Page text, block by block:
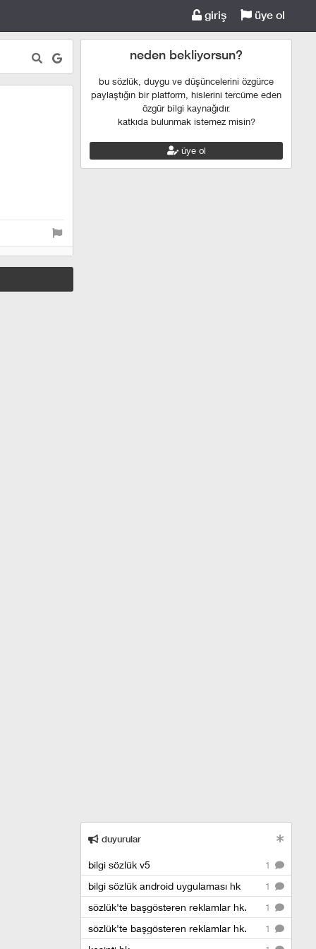
giriş üye ol
neden bekliyorsun?
bu sözlük, duygu ve düşüncelerini özgürce
paylaştığın bir platform, hislerini tercüme eden
özgür bilgi kaynağıdır.
katkıda bulunmak istemez misin?
üye ol
duyurular
1
bilgi sözlük v5
1
bilgi sözlük android uygulaması hk
1
sözlük'te başgösteren reklamlar hk.
1
sözlük'te başgösteren reklamlar hk.